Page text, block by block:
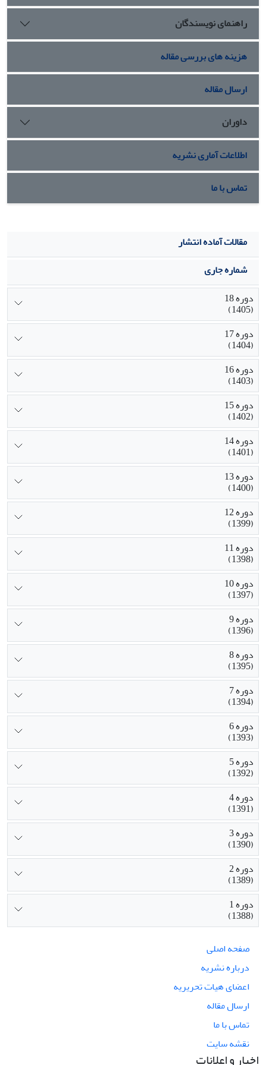
Square: 26.316) نشان داد که میزان توزیع مؤلفه‌ها در کتاب
یادشده به طور معناداری نامتوازن می‌باشد. به‌گونه‌ای که مؤلفه
شناخت با 36/5 درصد فراوانی، دارای بیشترین فراوانی و مؤلفه
تمرکززدایی با 42/2 درصد فراوانی، کم‌ترین فراوانی را در
مؤلفه‌های تفکر فلسفی به خود اختصاص داده‌اند.
راهنمای نویسندگان
هزینه های بررسی مقاله
ارسال مقاله
داوران
اطلاعات آماری نشریه
تماس با ما
مقالات آماده انتشار
شماره جاری
دوره 18
(1405)
دوره 17
(1404)
دوره 16
(1403)
دوره 15
(1402)
دوره 14
(1401)
دوره 13
(1400)
دوره 12
(1399)
دوره 11
(1398)
دوره 10
(1397)
دوره 9
(1396)
دوره 8
(1395)
دوره 7
(1394)
دوره 6
(1393)
دوره 5
(1392)
دوره 4
(1391)
دوره 3
(1390)
دوره 2
(1389)
دوره 1
(1388)
صفحه اصلی
درباره نشریه
اعضای هیات تحریریه
ارسال مقاله
تماس با ما
نقشه سایت
اخبار و اعلانات